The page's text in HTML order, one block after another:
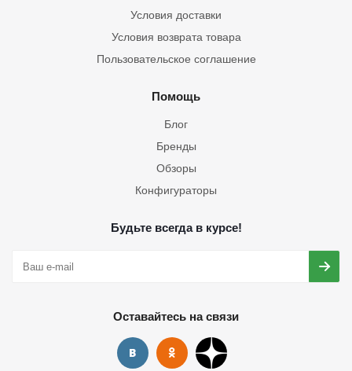
Условия доставки
Условия возврата товара
Пользовательское соглашение
Помощь
Блог
Бренды
Обзоры
Конфигураторы
Будьте всегда в курсе!
Оставайтесь на связи